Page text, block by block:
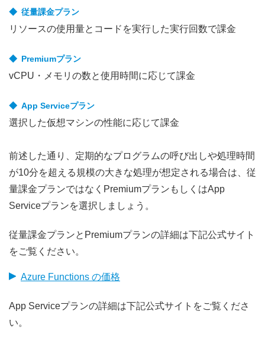
従量課金プラン
リソースの使用量とコードを実行した実行回数で課金
Premiumプラン
vCPU・メモリの数と使用時間に応じて課金
App Serviceプラン
選択した仮想マシンの性能に応じて課金
前述した通り、定期的なプログラムの呼び出しや処理時間
が10分を超える規模の大きな処理が想定される場合は、従
量課金プランではなくPremiumプランもしくはApp
Serviceプランを選択しましょう。
従量課金プランとPremiumプランの詳細は下記公式サイト
をご覧ください。
Azure Functions の価格
App Serviceプランの詳細は下記公式サイトをご覧くださ
い。